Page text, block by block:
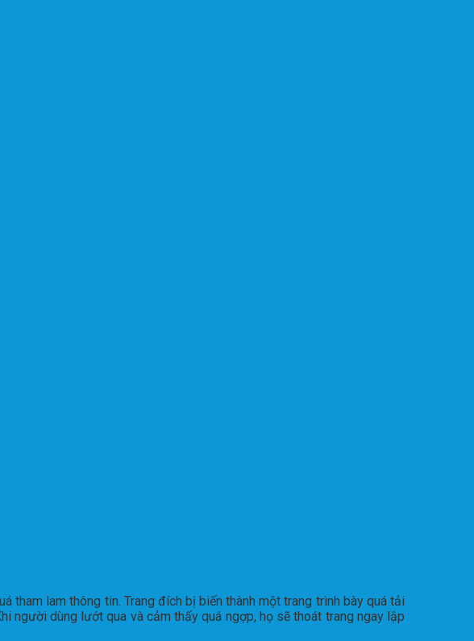
tham lam thông tin. Trang đích bị biến thành một trang trình bày quá tải
người dùng lướt qua và cảm thấy quá ngợp, họ sẽ thoát trang ngay lập